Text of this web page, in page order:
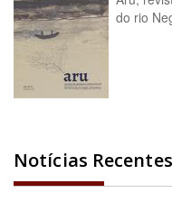
do rio
Notícias Recentes